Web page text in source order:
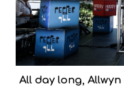
All day long,